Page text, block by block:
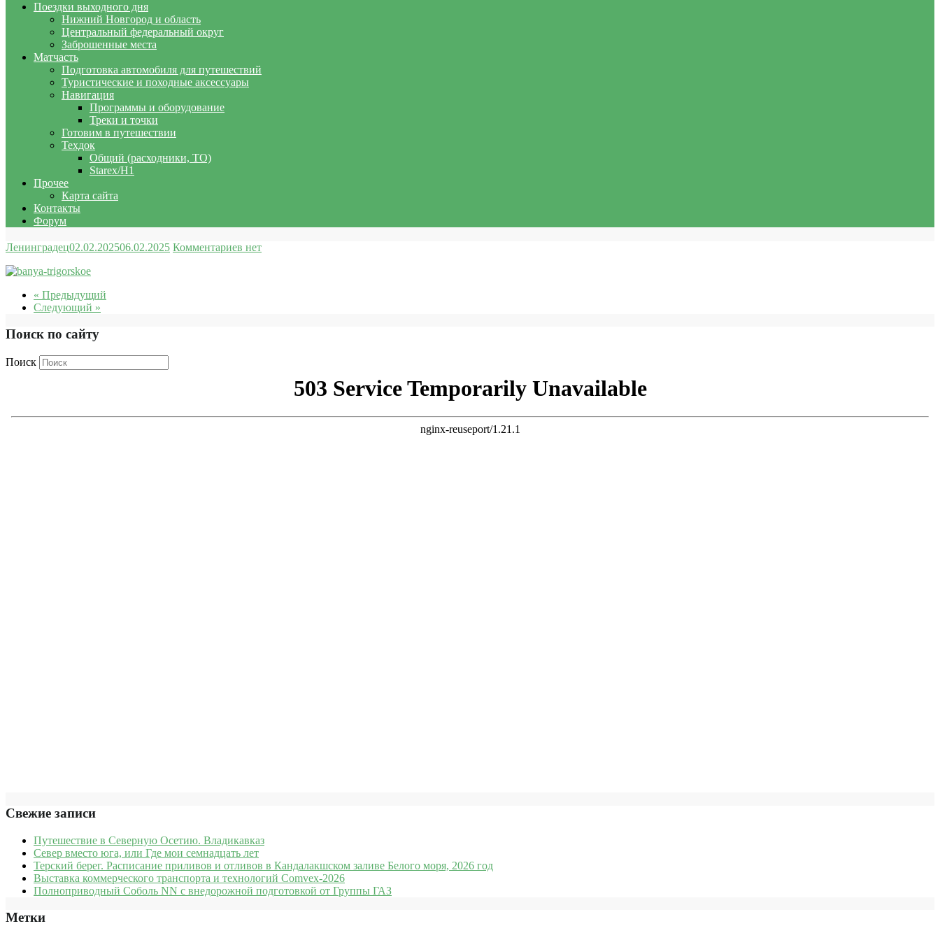
Поездки выходного дня
Нижний Новгород и область
Центральный федеральный округ
Заброшенные места
Матчасть
Подготовка автомобиля для путешествий
Туристические и походные аксессуары
Навигация
Программы и оборудование
Треки и точки
Готовим в путешествии
Техдок
Общий (расходники, ТО)
Starex/H1
Прочее
Карта сайта
Контакты
Форум
Ленинградец02.02.202506.02.2025 Комментариев нет
« Предыдущий
Следующий »
Поиск по сайту
Поиск
Свежие записи
Путешествие в Северную Осетию. Владикавказ
Север вместо юга, или Где мои семнадцать лет
Терский берег. Расписание приливов и отливов в Кандалакшском заливе Белого моря, 2026 год
Выставка коммерческого транспорта и технологий Comvex-2026
Полноприводный Соболь NN с внедорожной подготовкой от Группы ГАЗ
Метки